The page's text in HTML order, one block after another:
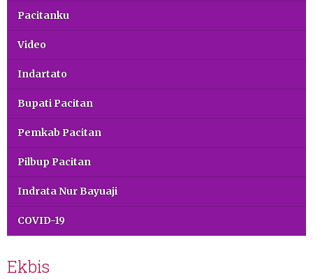
Pacitanku
Video
Indartato
Bupati Pacitan
Pemkab Pacitan
Pilbup Pacitan
Indrata Nur Bayuaji
COVID-19
Ekbis